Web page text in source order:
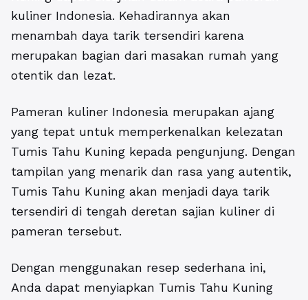
kuliner Indonesia. Kehadirannya akan
menambah daya tarik tersendiri karena
merupakan bagian dari masakan rumah yang
otentik dan lezat.
Pameran kuliner Indonesia merupakan ajang
yang tepat untuk memperkenalkan kelezatan
Tumis Tahu Kuning kepada pengunjung. Dengan
tampilan yang menarik dan rasa yang autentik,
Tumis Tahu Kuning akan menjadi daya tarik
tersendiri di tengah deretan sajian kuliner di
pameran tersebut.
Dengan menggunakan resep sederhana ini,
Anda dapat menyiapkan Tumis Tahu Kuning